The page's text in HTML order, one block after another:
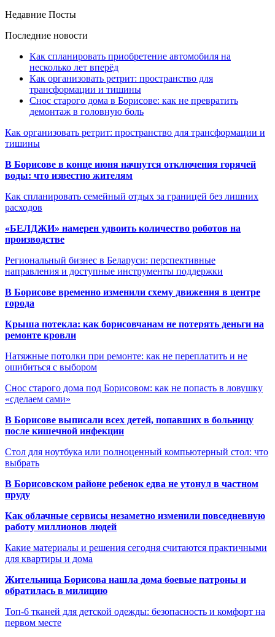
Недавние Посты
Последние новости
Как спланировать приобретение автомобиля на
несколько лет вперёд
Как организовать ретрит: пространство для
трансформации и тишины
Снос старого дома в Борисове: как не превратить
демонтаж в головную боль
Как организовать ретрит: пространство для трансформации и
тишины
В Борисове в конце июня начнутся отключения горячей
воды: что известно жителям
Как спланировать семейный отдых за границей без лишних
расходов
«БЕЛДЖИ» намерен удвоить количество роботов на
производстве
Региональный бизнес в Беларуси: перспективные
направления и доступные инструменты поддержки
В Борисове временно изменили схему движения в центре
города
Крыша потекла: как борисовчанам не потерять деньги на
ремонте кровли
Натяжные потолки при ремонте: как не переплатить и не
ошибиться с выбором
Снос старого дома под Борисовом: как не попасть в ловушку
«сделаем сами»
В Борисове выписали всех детей, попавших в больницу
после кишечной инфекции
Стол для ноутбука или полноценный компьютерный стол: что
выбрать
В Борисовском районе ребенок едва не утонул в частном
пруду
Как облачные сервисы незаметно изменили повседневную
работу миллионов людей
Какие материалы и решения сегодня считаются практичными
для квартиры и дома
Жительница Борисова нашла дома боевые патроны и
обратилась в милицию
Топ-6 тканей для детской одежды: безопасность и комфорт на
первом месте